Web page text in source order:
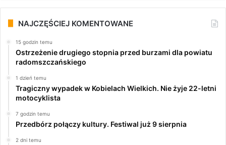
NAJCZĘŚCIEJ KOMENTOWANE
15 godzin temu
Ostrzeżenie drugiego stopnia przed burzami dla powiatu
radomszczańskiego
1 dzień temu
Tragiczny wypadek w Kobielach Wielkich. Nie żyje 22-letni
motocyklista
7 godzin temu
Przedbórz połączy kultury. Festiwal już 9 sierpnia
2 dni temu